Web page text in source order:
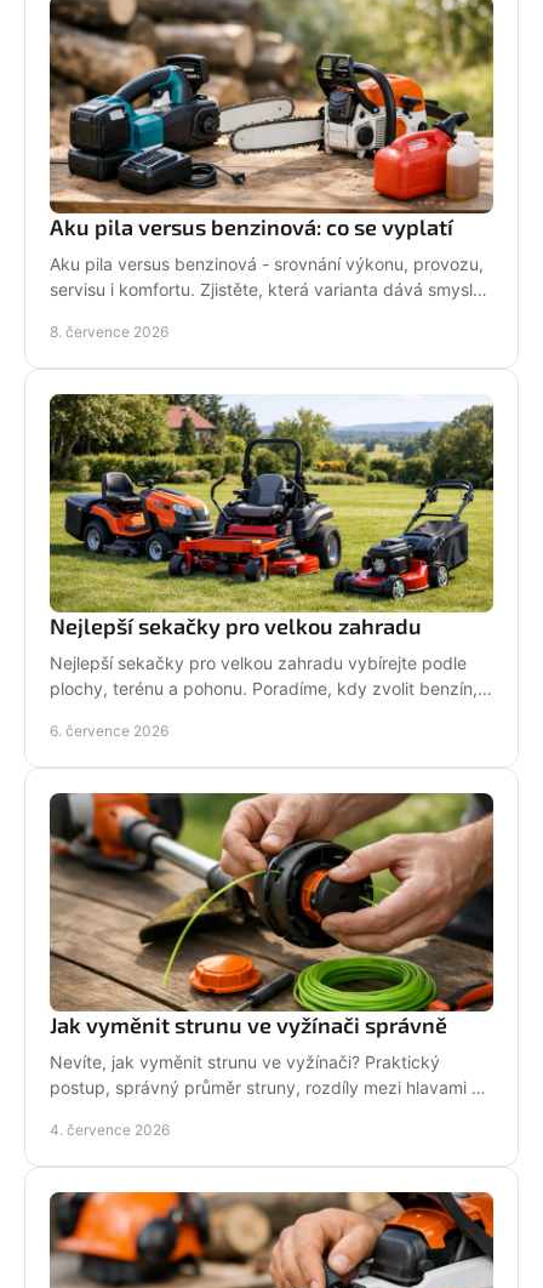
Aku pila versus benzinová: co se vyplatí
Aku pila versus benzinová - srovnání výkonu, provozu,
servisu i komfortu. Zjistěte, která varianta dává smysl
8. července 2026
Nejlepší sekačky pro velkou zahradu
Nejlepší sekačky pro velkou zahradu vybírejte podle
plochy, terénu a pohonu. Poradíme, kdy zvolit benzín,
6. července 2026
Jak vyměnit strunu ve vyžínači správně
Nevíte, jak vyměnit strunu ve vyžínači? Praktický
postup, správný průměr struny, rozdíly mezi hlavami a
4. července 2026